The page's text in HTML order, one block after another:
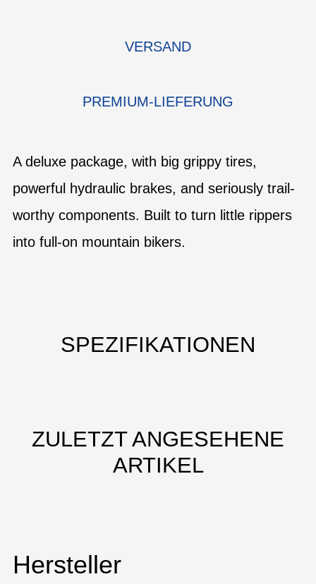
VERSAND
PREMIUM-LIEFERUNG
A deluxe package, with big grippy tires,
powerful hydraulic brakes, and seriously trail-
worthy components. Built to turn little rippers
into full-on mountain bikers.
SPEZIFIKATIONEN
ZULETZT ANGESEHENE
ARTIKEL
Hersteller